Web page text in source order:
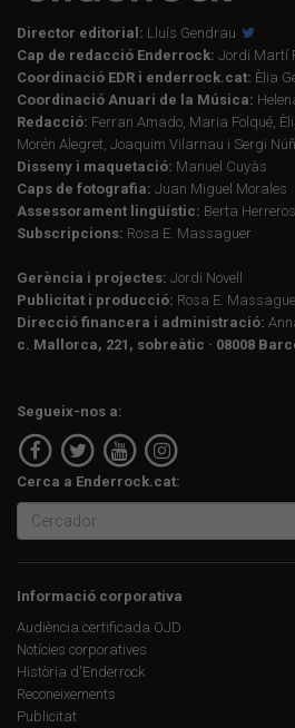
Director editorial: Lluís Gendrau
Cap de redacció Enderrock: Jordi Martí
Coordinació EDR i enderrock.cat: Èlia
Coordinació Anuari de la Música:
Redacció: Ferran Amado, Maria Folqué,
Morén Alegret, Joaquim Vilarnau i Sergi
Disseny i maquetació: Manuel Cuyàs
Caps de fotografia: Juan Miguel Morales
Assessorament lingüístic: Berta Herreros
Subscripcions: Rosa E. Massaguer
Gerència i projectes: Jordi Novell
Publicitat i producció: Rosa E.
Direcció financera i administració:
c. Mallorca, 221, sobreàtic · 08008
Segueix-nos a:
Cerca a Enderrock.cat:
Informació corporativa
Audiència certificada OJD
Notícies corporatives
Història d'Enderrock
Reconeixements
Publicitat